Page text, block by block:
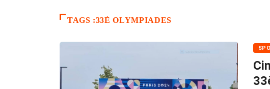
TAGS :33È OLYMPIADES